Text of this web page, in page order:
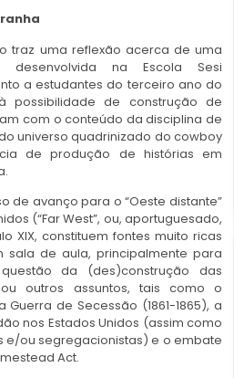
traz uma reflexão acerca de uma
desenvolvida na Escola Sesi
a estudantes do terceiro ano do
possibilidade de construção de
com o conteúdo da disciplina de
universo quadrinizado do cowboy
de produção de histórias em
de avanço para o “Oeste distante”
(“Far West”, ou, aportuguesado,
XIX, constituem fontes muito ricas
sala de aula, principalmente para
da (des)construção das
outros assuntos, tais como o
de Secessão (1861-1865), a
nos Estados Unidos (assim como
e/ou segregacionistas) e o embate
Act.